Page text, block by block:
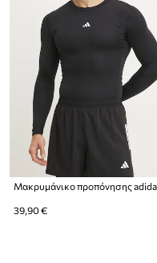
39,90 €